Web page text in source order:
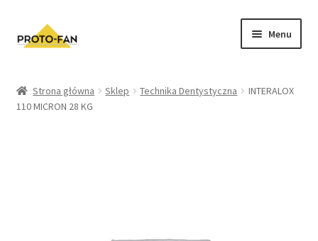
Menu
Kursy Stomatologiczne
Strona główna Sklep Technika Dentystyczna
INTERALOX
110 MICRON 28 KG